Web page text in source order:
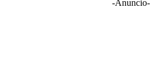
-Anuncio-